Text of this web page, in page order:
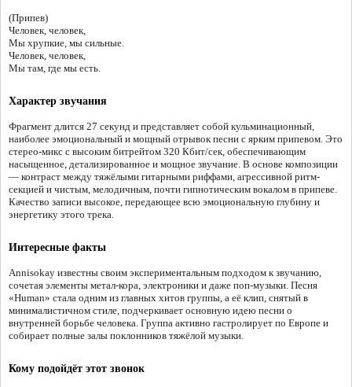
(Припев)
Человек, человек,
Мы хрупкие, мы сильные.
Человек, человек,
Мы там, где мы есть.
Характер звучания
Фрагмент длится 27 секунд и представляет собой кульминационный,
наиболее эмоциональный и мощный отрывок песни с ярким припевом. Это
стерео-микс с высоким битрейтом 320 Кбит/сек, обеспечивающим
насыщенное, детализированное и мощное звучание. В основе композиции
— контраст между тяжёлыми гитарными риффами, агрессивной ритм-
секцией и чистым, мелодичным, почти гипнотическим вокалом в припеве.
Качество записи высокое, передающее всю эмоциональную глубину и
энергетику этого трека.
Интересные факты
Annisokay известны своим экспериментальным подходом к звучанию,
сочетая элементы метал-кора, электроники и даже поп-музыки. Песня
«Human» стала одним из главных хитов группы, а её клип, снятый в
минималистичном стиле, подчеркивает основную идею песни о
внутренней борьбе человека. Группа активно гастролирует по Европе и
собирает полные залы поклонников тяжёлой музыки.
Кому подойдёт этот звонок